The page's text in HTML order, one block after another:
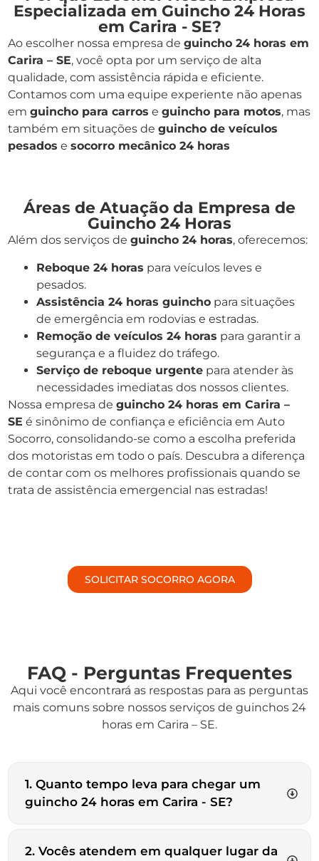
Especializada em Guincho 24 Horas
em Carira - SE?
Ao escolher nossa empresa de guincho 24 horas em
Carira – SE, você opta por um serviço de alta
qualidade, com assistência rápida e eficiente.
Contamos com uma equipe experiente não apenas
em guincho para carros e guincho para motos, mas
também em situações de guincho de veículos
pesados e socorro mecânico 24 horas
Áreas de Atuação da Empresa de
Guincho 24 Horas
Além dos serviços de guincho 24 horas, oferecemos:
Reboque 24 horas para veículos leves e
pesados.
Assistência 24 horas guincho para situações
de emergência em rodovias e estradas.
Remoção de veículos 24 horas para garantir a
segurança e a fluidez do tráfego.
Serviço de reboque urgente para atender às
necessidades imediatas dos nossos clientes.
Nossa empresa de guincho 24 horas em Carira –
SE é sinônimo de confiança e eficiência em Auto
Socorro, consolidando-se como a escolha preferida
dos motoristas em todo o país. Descubra a diferença
de contar com os melhores profissionais quando se
trata de assistência emergencial nas estradas!
SOLICITAR SOCORRO AGORA
FAQ - Perguntas Frequentes
Aqui você encontrará as respostas para as perguntas
mais comuns sobre nossos serviços de guinchos 24
horas em Carira – SE.
1. Quanto tempo leva para chegar um
guincho 24 horas em Carira - SE?
2. Vocês atendem em qualquer lugar da